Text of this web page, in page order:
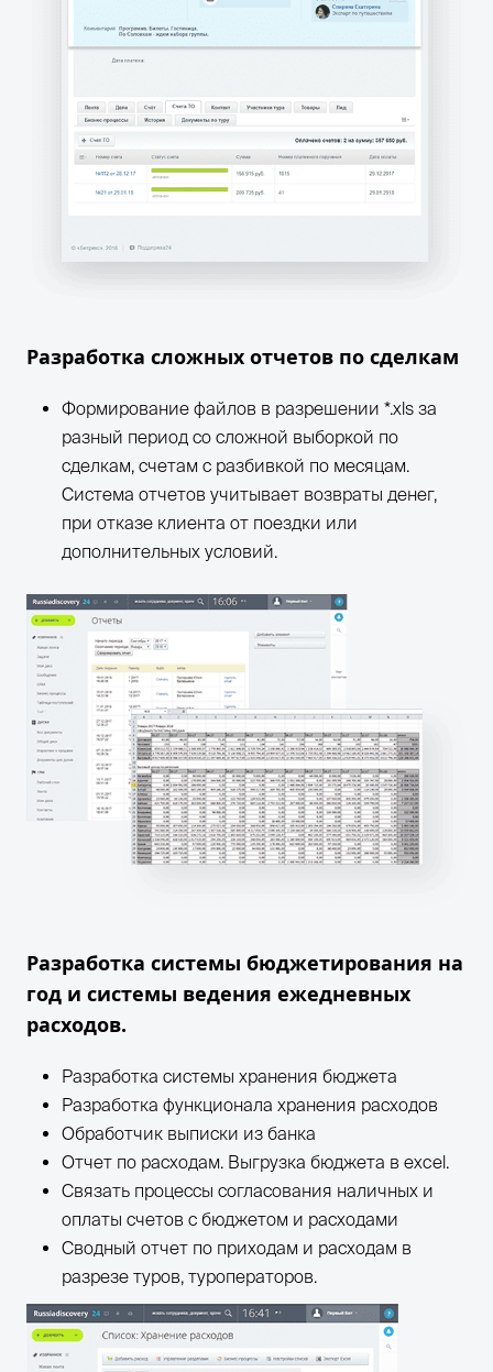
Разработка сложных отчетов по сделкам
Формирование файлов в разрешении *.xls за
разный период со сложной выборкой по
сделкам, счетам с разбивкой по месяцам.
Система отчетов учитывает возвраты денег,
при отказе клиента от поездки или
дополнительных условий.
Разработка системы бюджетирования на
год и системы ведения ежедневных
расходов.
Разработка системы хранения бюджета
Разработка функционала хранения расходов
Обработчик выписки из банка
Отчет по расходам. Выгрузка бюджета в excel.
Связать процессы согласования наличных и
оплаты счетов с бюджетом и расходами
Сводный отчет по приходам и расходам в
разрезе туров, туроператоров.